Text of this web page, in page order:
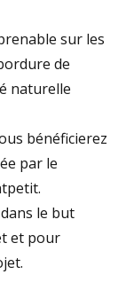
sur les
de
naturelle
bénéficierez
par le
le but
et pour